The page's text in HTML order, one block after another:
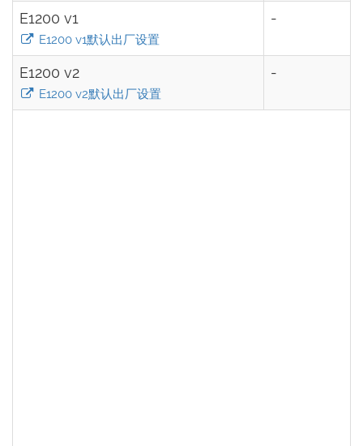
E1200 v1
E1200 v1默认出厂设置
-
E1200 v2
E1200 v2默认出厂设置
-